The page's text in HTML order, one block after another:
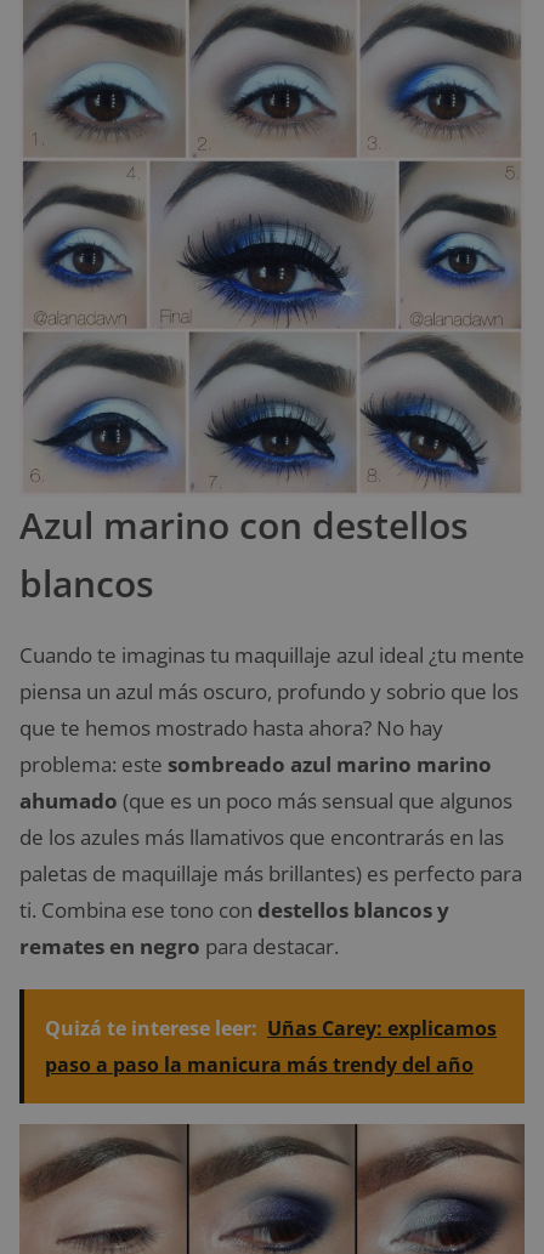
Azul marino con destellos
blancos
Cuando te imaginas tu maquillaje azul ideal ¿tu mente
piensa un azul más oscuro, profundo y sobrio que los
que te hemos mostrado hasta ahora? No hay
problema: este sombreado azul marino marino
ahumado (que es un poco más sensual que algunos
de los azules más llamativos que encontrarás en las
paletas de maquillaje más brillantes) es perfecto para
ti. Combina ese tono con destellos blancos y
remates en negro para destacar.
Quizá te interese leer: Uñas Carey: explicamos
paso a paso la manicura más trendy del año